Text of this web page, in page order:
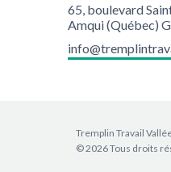
65, boulevard
Amqui (Québec)
Tremplin Travail
© 2026 Tous droits